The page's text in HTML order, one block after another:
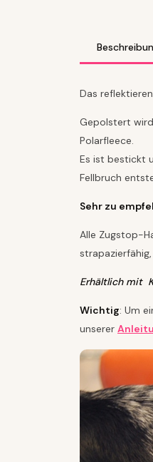
Das
Gepolstert
Polarfleece.
Es ist bestickt
Fellbruch
Sehr zu
Alle Zugstop-
Erhältlich mit
Wichtig: Um
unserer